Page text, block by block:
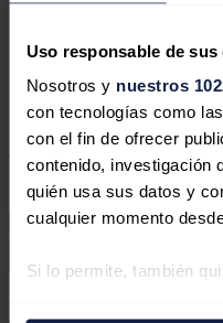
Uso responsable de sus
Nosotros y nuestros
con tecnologías como
con el fin de ofrecer
contenido, investigación
quién usa sus datos y
cualquier momento
Si lo permite, también
José A. Roca03/08/
No hay comentarios
Deja tu comentario
Tu dirección de correo
campos son obligatorios
Este sitio web está protegido